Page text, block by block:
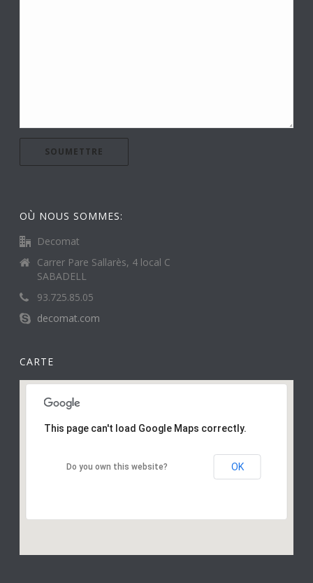
OÙ NOUS SOMMES:
Decomat
Carrer Pare Sallarès, 4 local C
SABADELL
93.725.85.05
decomat.com
CARTE
This page can't load Google Maps correctly.
Do you own this website? OK